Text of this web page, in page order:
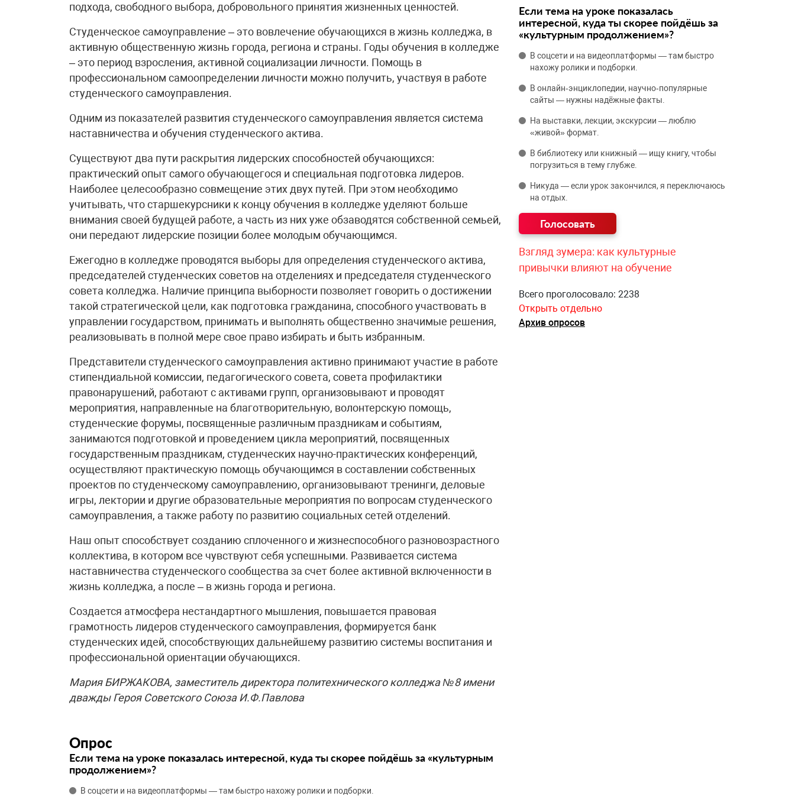
подхода, свободного выбора, добровольного принятия жизненных ценностей.
Студенческое само­уп­рав­ление – это вовлечение обучающихся в жизнь колледжа, в
активную общественную жизнь города, региона и страны. Годы обучения в колледже
– это период взросления, активной социализации личности. Помощь в
профессиональном самоопределении личности можно получить, участвуя в работе
студенческого самоуправления.
Одним из показателей развития студенческого самоуправления является система
наставничества и обучения студенческого актива.
Существуют два пути раскрытия лидерских способностей обучающихся:
практический опыт самого обучающегося и специальная подготовка лидеров.
Наиболее целесообразно совмещение этих двух путей. При этом необходимо
учитывать, что старшекурсники к концу обучения в колледже уделяют больше
внимания своей будущей работе, а часть из них уже обзаводятся собственной семьей,
они передают лидерские позиции более молодым обучающимся.
Ежегодно в колледже проводятся выборы для определения студенческого актива,
председателей студенческих советов на отделениях и председателя студенческого
совета колледжа. Наличие принципа выборности позволяет говорить о достижении
такой стратегической цели, как подготовка гражданина, способного участвовать в
управлении государством, принимать и выполнять общественно значимые решения,
реализовывать в полной мере свое право избирать и быть избранным.
Представители студенческого самоуправления активно принимают участие в работе
стипендиальной комиссии, педагогического совета, совета профилактики
правонарушений, работают с активами групп, организовывают и проводят
мероприятия, направленные на благотворительную, волонтерскую помощь,
студенческие форумы, посвященные различным праздникам и событиям,
занимаются подготовкой и проведением цикла мероприятий, посвященных
государственным праздникам, студенческих научно-практических конференций,
осуществляют практическую помощь обучающимся в составлении собственных
проектов по студенческому самоуправлению, организовывают тренинги, деловые
игры, лектории и другие образовательные мероприятия по вопросам студенческого
самоуправления, а также работу по развитию социальных сетей отделений.
Наш опыт способствует созданию сплоченного и жизнеспособного разновозрастного
коллектива, в котором все чувствуют себя успешными. Развивается система
наставничества студенческого сообщества за счет более активной включенности в
жизнь колледжа, а после – в жизнь города и региона.
Создается атмосфера нестандартного мышления, повышается правовая
грамотность лидеров студенческого самоуправления, формируется банк
студенческих идей, способствующих дальнейшему развитию системы воспитания и
профессиональной ориентации обучающихся.
Мария БИРЖАКОВА, заместитель директора политехнического колледжа №8 имени
дважды Героя Советского Союза И.Ф.Павлова
Опрос
Если тема на уроке показалась интересной, куда ты скорее пойдёшь за «культурным
продолжением»?
В соцсети и на видеоплатформы — там быстро нахожу ролики и подборки.
Если тема на уроке показалась
интересной, куда ты скорее пойдёшь за
«культурным продолжением»?
В соцсети и на видеоплатформы — там быстро
нахожу ролики и подборки.
В онлайн‑энциклопедии, научно‑популярные
сайты — нужны надёжные факты.
На выставки, лекции, экскурсии — люблю
«живой» формат.
В библиотеку или книжный — ищу книгу, чтобы
погрузиться в тему глубже.
Никуда — если урок закончился, я переключаюсь
на отдых.
Взгляд зумера: как культурные
привычки влияют на обучение
Всего проголосовало: 2238
Открыть отдельно
Архив опросов